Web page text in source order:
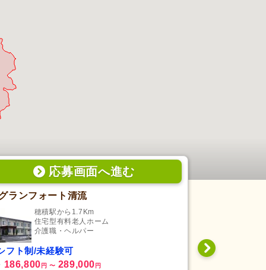
応募画面へ進む
ランフォート清流
穂積駅から1.7Km
住宅型有料老人ホーム
介護職・ヘルパー
フト制/未経験可
186,800 円 〜 289,000 円
シフト制/経